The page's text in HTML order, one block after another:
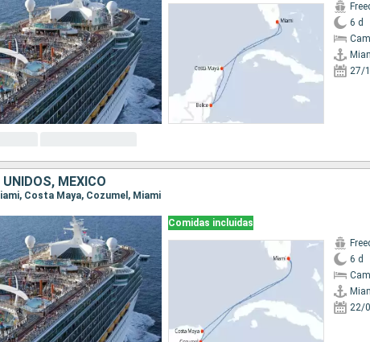
6 d
27/
MÉXICO
Costa Maya, Cozumel, Miami
Comidas incluidas
6 d
22/